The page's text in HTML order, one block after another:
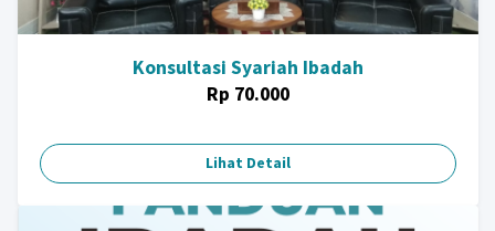
Konsultasi Syariah Ibadah
Rp 70.000
Lihat Detail